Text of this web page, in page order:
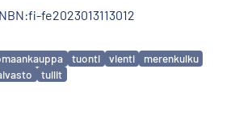
fe2023013113012
tuonti vienti
merenkulku
tullit